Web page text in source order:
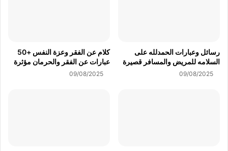
رسائل وعبارات الحمدلله على
السلامه للمريض والمسافر قصيرة
09/08/2025
كلام عن الفقر وعزة النفس +50
عبارات عن الفقر والحرمان مؤثرة
09/08/2025